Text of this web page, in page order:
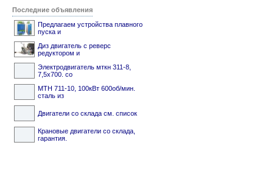
Последние объявления
Предлагаем устройства плавного
пуска и
Диз двигатель с реверс
редуктором и
Электродвигатель мткн 311-8,
7,5х700. со
МТН 711-10, 100кВт 600об/мин.
сталь из
Двигатели со склада см. список
Крановые двигатели со склада,
гарантия.